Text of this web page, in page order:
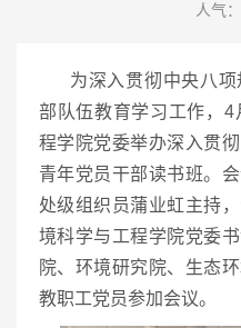
人气：
为深入贯彻中央八
部队伍教育学习工作，
程学院党委举办深入贯
青年党员干部读书班。
处级组织员蒲业虹主持
境科学与工程学院党委
院、环境研究院、生态
教职工党员参加会议。